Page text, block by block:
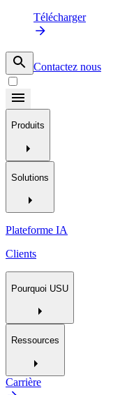
Télécharger
Contactez nous
Produits
Solutions
Plateforme IA
Clients
Pourquoi USU
Ressources
Carrière